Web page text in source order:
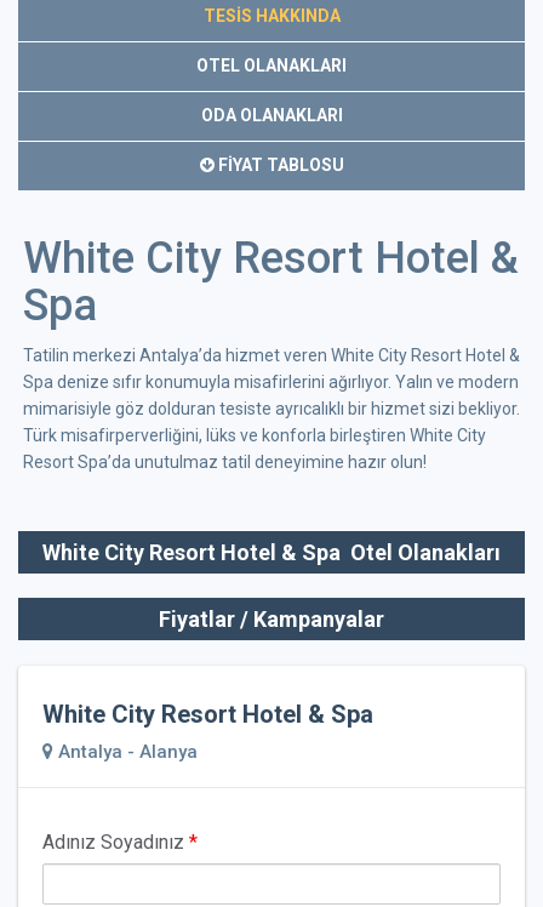
TESİS HAKKINDA
OTEL OLANAKLARI
ODA OLANAKLARI
FİYAT TABLOSU
White City Resort Hotel &
Spa
Tatilin merkezi Antalya’da hizmet veren White City Resort Hotel &
Spa denize sıfır konumuyla misafirlerini ağırlıyor. Yalın ve modern
mimarisiyle göz dolduran tesiste ayrıcalıklı bir hizmet sizi bekliyor.
Türk misafirperverliğini, lüks ve konforla birleştiren White City
Resort Spa’da unutulmaz tatil deneyimine hazır olun!
White City Resort Hotel & Spa Otel Olanakları
Fiyatlar / Kampanyalar
White City Resort Hotel & Spa
Antalya - Alanya
Adınız Soyadınız *